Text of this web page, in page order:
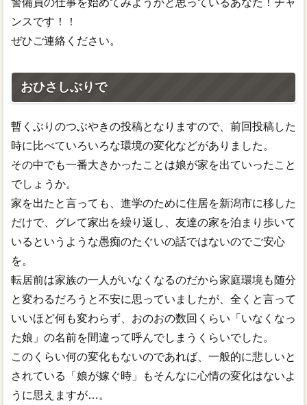
警備員の仕事を始めてみようかと思っているあなた！チャ
ンスです！！
ぜひご連絡ください。
おひさしぶりで
暫くぶりのつぶやきの投稿となりますので、前回投稿した
時に比べていろいろな環境の変化などがありました。
その中でも一番大きかったことは娘が家を出ていったこと
でしょうか。
家を出たと言っても、進学のために住居を新潟市に移した
だけで、グレて家出を繰り返し、友達の家を泊まり歩いて
いるというような愚痴のたぐいの話ではないのでご安心
を。
転居前は家族の一人がいなくなるのだから家庭環境も随分
と変わるだろうと不安に思っていましたが、全くと言って
いいほど何も変わらず、おのおの数回くらい「いなくなっ
た娘」の名前を間違って呼んでしまうくらいでした。
このくらい何の変化もないのであれば、一般的に悲しいと
されている「娘が嫁ぐ時」もそんなに心情の変化はないよ
うに思えますが…。